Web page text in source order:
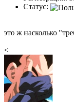
Статус:
это ж насколько
<